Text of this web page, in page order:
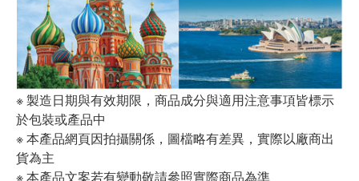
※ 製造日期與有效期限，商品成分與適用注意事項皆標示
於包裝或產品中
※ 本產品網頁因拍攝關係，圖檔略有差異，實際以廠商出
貨為主
※ 本產品文案若有變動敬請參照實際商品為準